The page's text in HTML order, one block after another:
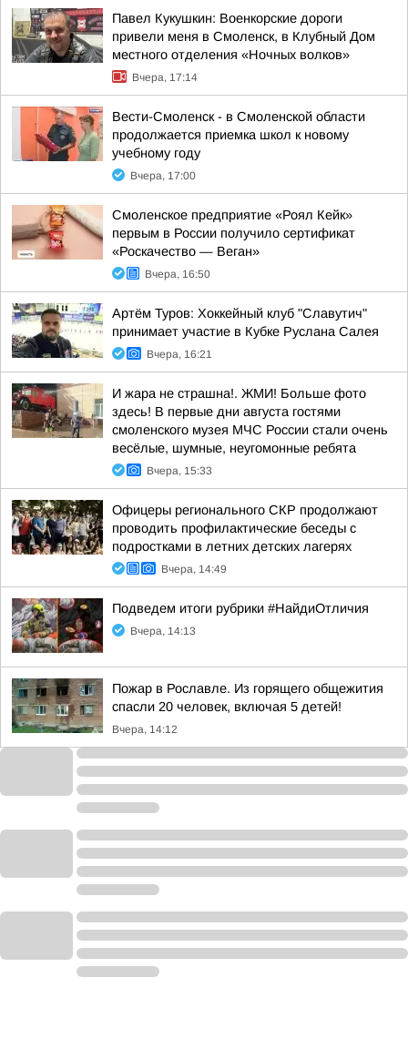
Павел Кукушкин: Военкорские дороги
привели меня в Смоленск, в Клубный Дом
местного отделения «Ночных волков»
Вчера, 17:14
Вести-Смоленск - в Смоленской области
продолжается приемка школ к новому
учебному году
Вчера, 17:00
Смоленское предприятие «Роял Кейк»
первым в России получило сертификат
«Роскачество — Веган»
Вчера, 16:50
Артём Туров: Хоккейный клуб "Славутич"
принимает участие в Кубке Руслана Салея
Вчера, 16:21
И жара не страшна!. ЖМИ! Больше фото
здесь! В первые дни августа гостями
смоленского музея МЧС России стали очень
весёлые, шумные, неугомонные ребята
Вчера, 15:33
Офицеры регионального СКР продолжают
проводить профилактические беседы с
подростками в летних детских лагерях
Вчера, 14:49
Подведем итоги рубрики #НайдиОтличия
Вчера, 14:13
Пожар в Рославле. Из горящего общежития
спасли 20 человек, включая 5 детей!
Вчера, 14:12